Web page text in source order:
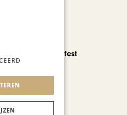
Noorbeek Foodfest